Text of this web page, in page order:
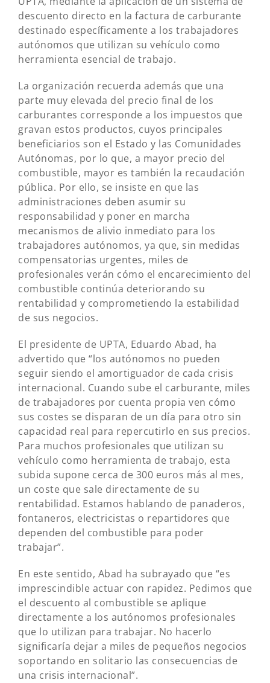
descuento directo en la factura de carburante
destinado específicamente a los trabajadores
autónomos que utilizan su vehículo como
herramienta esencial de trabajo.
La organización recuerda además que una
parte muy elevada del precio final de los
carburantes corresponde a los impuestos que
gravan estos productos, cuyos principales
beneficiarios son el Estado y las Comunidades
Autónomas, por lo que, a mayor precio del
combustible, mayor es también la recaudación
pública. Por ello, se insiste en que las
administraciones deben asumir su
responsabilidad y poner en marcha
mecanismos de alivio inmediato para los
trabajadores autónomos, ya que, sin medidas
compensatorias urgentes, miles de
profesionales verán cómo el encarecimiento del
combustible continúa deteriorando su
rentabilidad y comprometiendo la estabilidad
de sus negocios.
El presidente de UPTA, Eduardo Abad, ha
advertido que “los autónomos no pueden
seguir siendo el amortiguador de cada crisis
internacional. Cuando sube el carburante, miles
de trabajadores por cuenta propia ven cómo
sus costes se disparan de un día para otro sin
capacidad real para repercutirlo en sus precios.
Para muchos profesionales que utilizan su
vehículo como herramienta de trabajo, esta
subida supone cerca de 300 euros más al mes,
un coste que sale directamente de su
rentabilidad. Estamos hablando de panaderos,
fontaneros, electricistas o repartidores que
dependen del combustible para poder
trabajar”.
En este sentido, Abad ha subrayado que “es
imprescindible actuar con rapidez. Pedimos que
el descuento al combustible se aplique
directamente a los autónomos profesionales
que lo utilizan para trabajar. No hacerlo
significaría dejar a miles de pequeños negocios
soportando en solitario las consecuencias de
una crisis internacional”.